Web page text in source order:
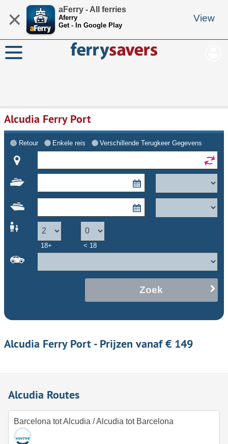
× aFerry - All ferries
Aferry
Get - In Google Play
View
Alcudia Ferry Port
Retour Enkele reis Verschillende Terugkeer Gegevens
18+ < 18
Zoek
Alcudia Ferry Port - Prijzen vanaf € 149
Alcudia Routes
Barcelona tot Alcudia /Alcudia tot Barcelona